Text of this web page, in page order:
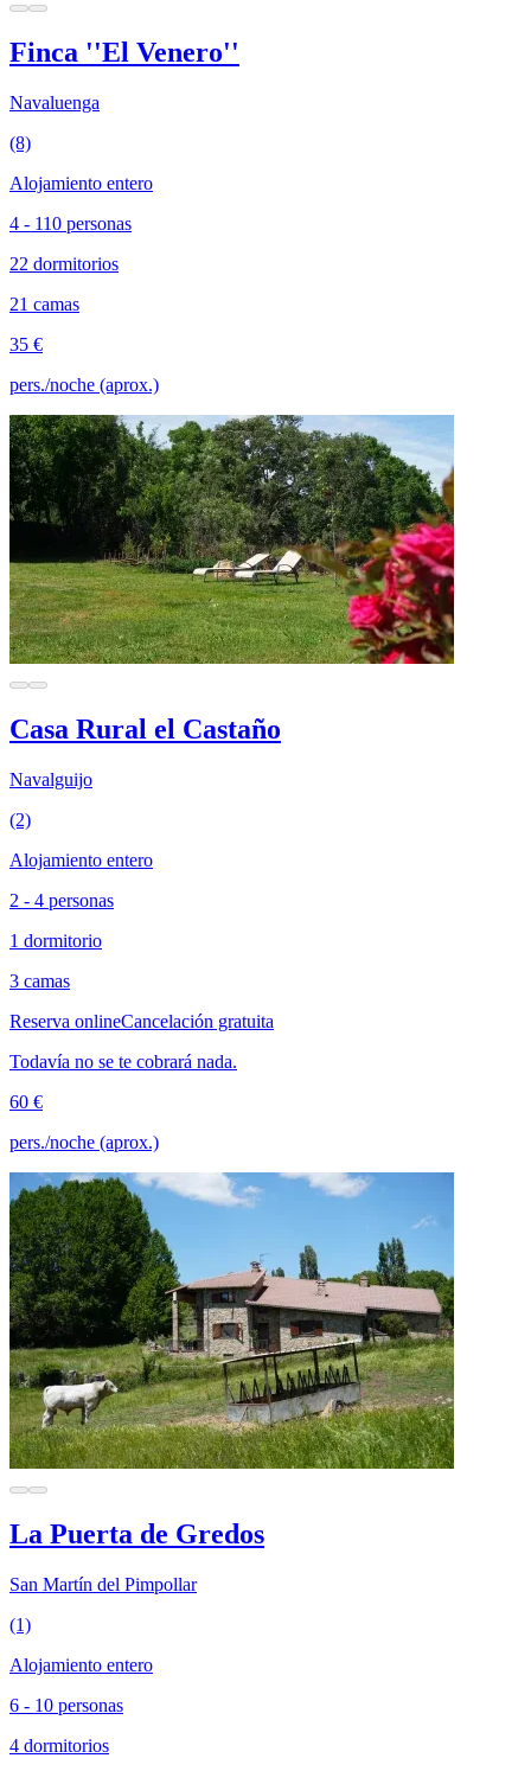
Finca ''El Venero''
Navaluenga
(8)
Alojamiento entero
4 - 110 personas
22 dormitorios
21 camas
35 €
pers./noche (aprox.)
Casa Rural el Castaño
Navalguijo
(2)
Alojamiento entero
2 - 4 personas
1 dormitorio
3 camas
Reserva onlineCancelación gratuita
Todavía no se te cobrará nada.
60 €
pers./noche (aprox.)
La Puerta de Gredos
San Martín del Pimpollar
(1)
Alojamiento entero
6 - 10 personas
4 dormitorios